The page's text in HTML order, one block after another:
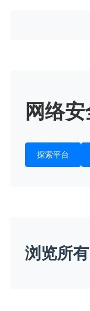
网络
探索平台
浏览所